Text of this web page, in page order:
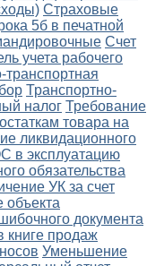
Страховые
5б в печатной
Счет
учета рабочего
транспортная
Транспортно-
налог Требование
товара на
ликвидационного
в эксплуатацию
обязательства
УК за счет
объекта
документа
книге продаж
Уменьшение